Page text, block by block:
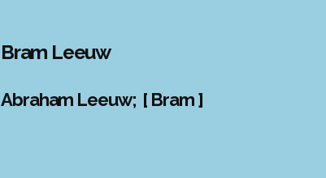
Bram Leeuw
Abraham Leeuw; [ Bram ]